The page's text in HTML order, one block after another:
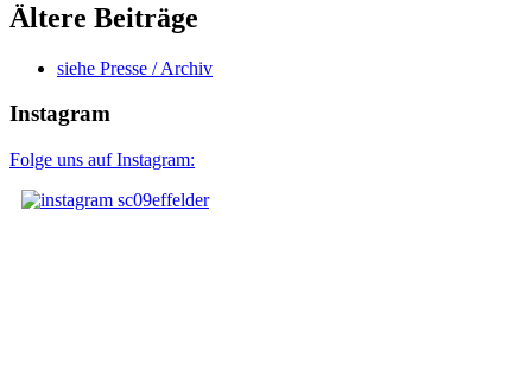
Ältere Beiträge
siehe Presse / Archiv
Instagram
Folge uns auf Instagram: